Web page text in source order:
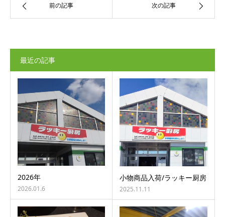
前の記事 次の記事
最近の記事
2026年
2026.01.6
小物商品入荷/ラッキー厨房
2025.11.11